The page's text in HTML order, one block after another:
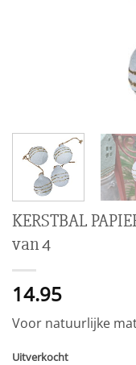
KERSTBAL
van 4
14.95
Voor natuurlijke
Uitverkocht